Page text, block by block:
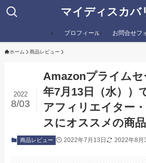
マイディスカバ
プロフィール お問合せフ
ホーム 商品レビュー
Amazonプライムセ
年7月13日（水））
アフィリエイター
スにオススメの商
2022
8/03
商品レビュー 2022年7月13日 2022年8月